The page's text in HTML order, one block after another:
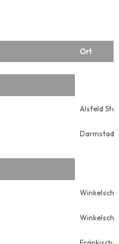
Ort
Alsfeld
Darmstadt